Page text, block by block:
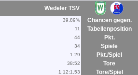
Wedeler TSV
39,89% Chancen gegen.
11
Tabellenposition
44
Pkt.
34
Spiele
1.29
Pkt./Spiel
38:52
Tore
1.12:1.53
Tore/Spiel